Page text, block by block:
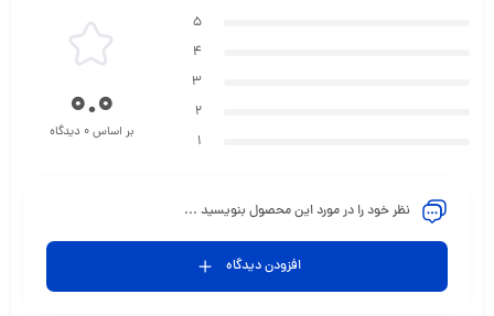
5
4
3
2
1
0.0
بر اساس 0 دیدگاه
نظر خود را در مورد این محصول بنویسید ...
افزودن دیدگاه